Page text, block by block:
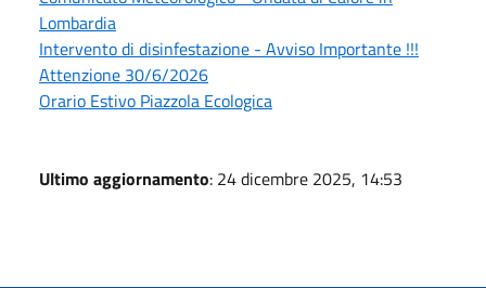
Lombardia
Intervento di disinfestazione - Avviso Importante !!!
Attenzione 30/6/2026
Orario Estivo Piazzola Ecologica
Ultimo aggiornamento: 24 dicembre 2025, 14:53